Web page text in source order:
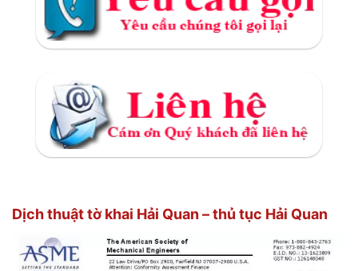
Dịch thuật tờ khai Hải Quan – thủ tục Hải Quan